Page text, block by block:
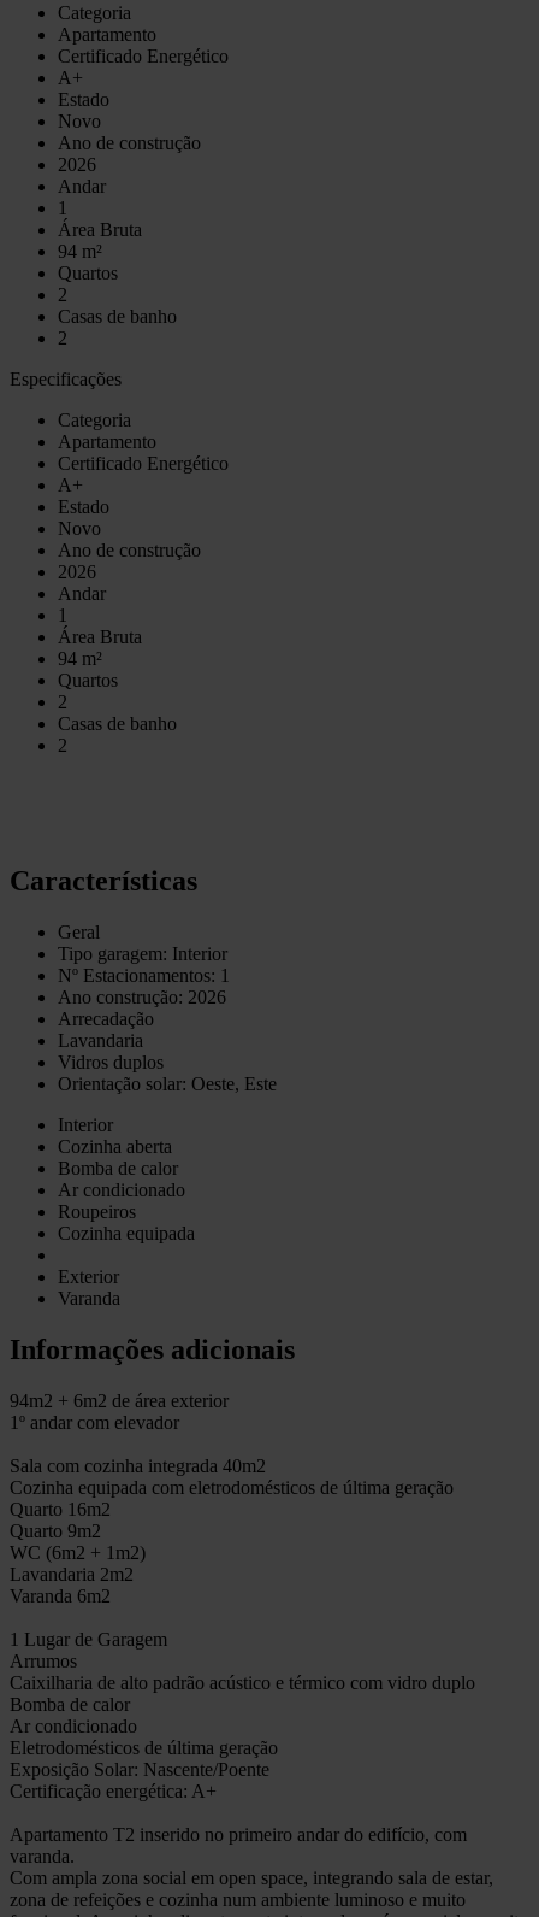
Categoria
Apartamento
Certificado Energético
A+
Estado
Novo
Ano de construção
2026
Andar
1
Área Bruta
94 m²
Quartos
2
Casas de banho
2
Especificações
Categoria
Apartamento
Certificado Energético
A+
Estado
Novo
Ano de construção
2026
Andar
1
Área Bruta
94 m²
Quartos
2
Casas de banho
2
Características
Geral
Tipo garagem: Interior
Nº Estacionamentos: 1
Ano construção: 2026
Arrecadação
Lavandaria
Vidros duplos
Orientação solar: Oeste, Este
Interior
Cozinha aberta
Bomba de calor
Ar condicionado
Roupeiros
Cozinha equipada
Exterior
Varanda
Informações adicionais
94m2 + 6m2 de área exterior
1º andar com elevador
Sala com cozinha integrada 40m2
Cozinha equipada com eletrodomésticos de última geração
Quarto 16m2
Quarto 9m2
WC (6m2 + 1m2)
Lavandaria 2m2
Varanda 6m2
1 Lugar de Garagem
Arrumos
Caixilharia de alto padrão acústico e térmico com vidro duplo
Bomba de calor
Ar condicionado
Eletrodomésticos de última geração
Exposição Solar: Nascente/Poente
Certificação energética: A+
Apartamento T2 inserido no primeiro andar do edifício, com
varanda.
Com ampla zona social em open space, integrando sala de estar,
zona de refeições e cozinha num ambiente luminoso e muito